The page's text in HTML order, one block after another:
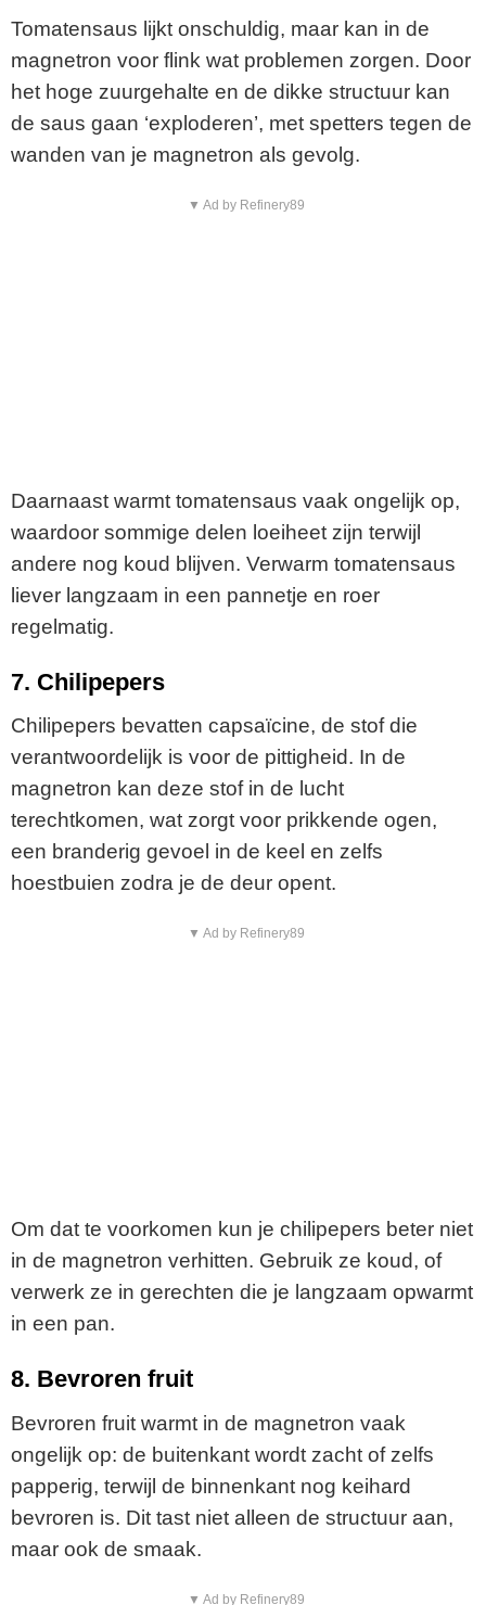
Tomatensaus lijkt onschuldig, maar kan in de
magnetron voor flink wat problemen zorgen. Door
het hoge zuurgehalte en de dikke structuur kan
de saus gaan ‘exploderen’, met spetters tegen de
wanden van je magnetron als gevolg.
▼ Ad by Refinery89
Daarnaast warmt tomatensaus vaak ongelijk op,
waardoor sommige delen loeiheet zijn terwijl
andere nog koud blijven. Verwarm tomatensaus
liever langzaam in een pannetje en roer
regelmatig.
7. Chilipepers
Chilipepers bevatten capsaïcine, de stof die
verantwoordelijk is voor de pittigheid. In de
magnetron kan deze stof in de lucht
terechtkomen, wat zorgt voor prikkende ogen,
een branderig gevoel in de keel en zelfs
hoestbuien zodra je de deur opent.
▼ Ad by Refinery89
Om dat te voorkomen kun je chilipepers beter niet
in de magnetron verhitten. Gebruik ze koud, of
verwerk ze in gerechten die je langzaam opwarmt
in een pan.
8. Bevroren fruit
Bevroren fruit warmt in de magnetron vaak
ongelijk op: de buitenkant wordt zacht of zelfs
papperig, terwijl de binnenkant nog keihard
bevroren is. Dit tast niet alleen de structuur aan,
maar ook de smaak.
▼ Ad by Refinery89